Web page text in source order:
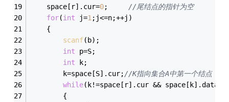
	space[r].cur=
0; //尾结点的指针为空
for(int j=1 ;j<=n;++j)
	{
scanf(b);
int p=S;
int k;
		k=space[S].cur;
//K指向集合A中第一个结点
while(k!=space[r].cur &&
		{